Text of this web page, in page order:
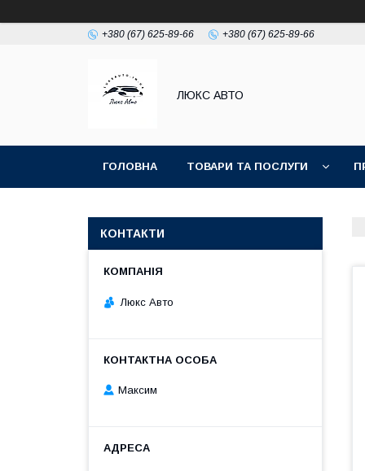
+380 (67) 625-89-66 +380 (67) 625-89-66
ЛЮКС АВТО
ГОЛОВНА ТОВАРИ ТА ПОСЛУГИ
КОНТАКТИ
Люкс Авто
Максим